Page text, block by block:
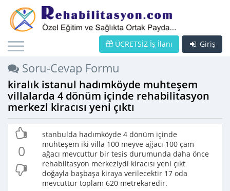
Giriş
ÜCRETSİZ İş İlanı
Soru-Cevap Formu
kiralık istanul hadımköyde muhteşem
villalarda 4 dönüm içinde rehabilitasyon
merkezi kiracısı yeni çıktı
0
stanbulda hadımköyde 4 dönüm içinde
muhteşem iki villa 100 meyve ağacı 100 çam
ağacı mevcuttur bir tesis durumunda daha önce
rehabiltasyon merkeziydi kiracısı yeni çıkt
doğayla başbaşa kiraya verilecektir 17 oda
mevcuttur toplam 620 metrekaredir.